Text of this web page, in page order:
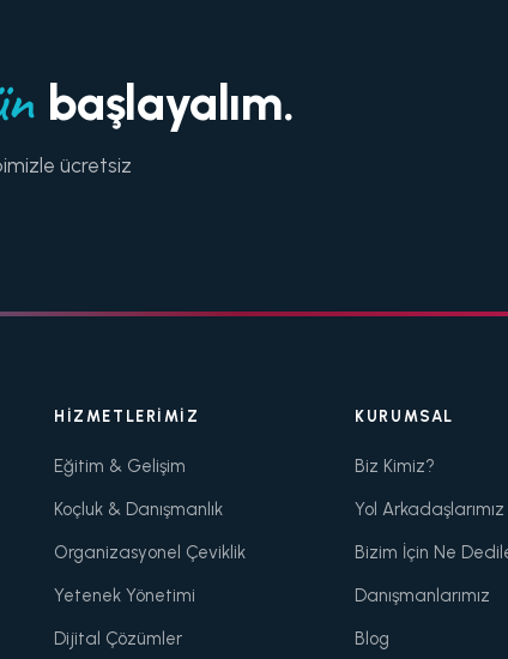
başlayalım.
ücretsiz
HIZMETLERIMIZ
Eğitim & Gelişim
Koçluk & Danışmanlık
Organizasyonel Çeviklik
Yetenek Yönetimi
Dijital Çözümler
KURUMSAL
Biz Kimiz?
Yol Arkadaşlarımız
Bizim İçin Ne
Danışmanlarımız
Blog